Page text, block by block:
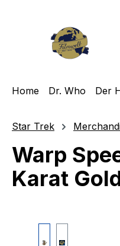
Home Dr. Who Der
Star Trek
Warp
Karat